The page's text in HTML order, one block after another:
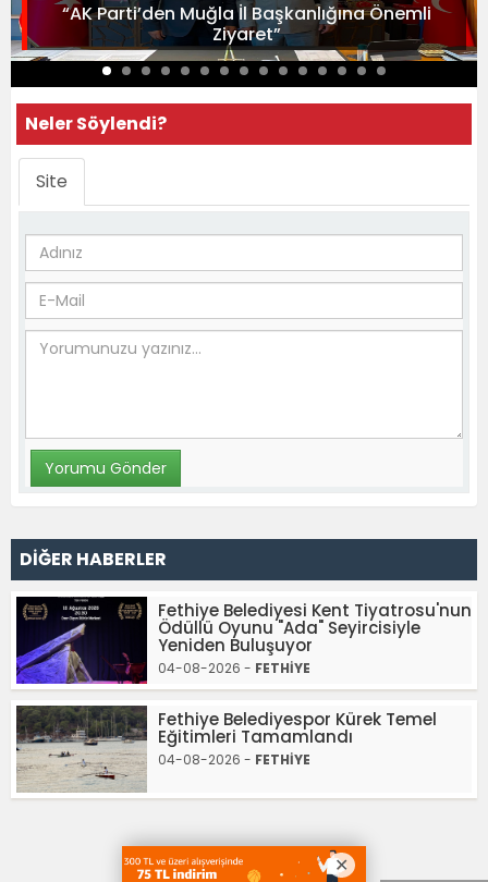
“AK Parti’den Muğla İl Başkanlığına Önemli
Ziyaret”
Neler Söylendi?
Site
DİĞER HABERLER
Fethiye Belediyesi Kent Tiyatrosu'nun
Ödüllü Oyunu "Ada" Seyircisiyle
Yeniden Buluşuyor
04-08-2026 - FETHİYE
Fethiye Belediyespor Kürek Temel
Eğitimleri Tamamlandı
04-08-2026 - FETHİYE